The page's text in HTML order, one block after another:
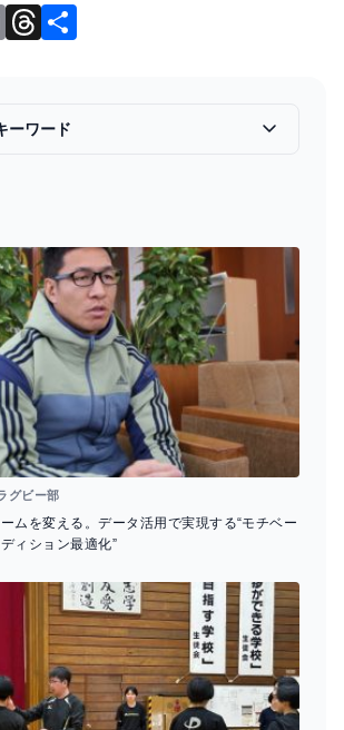
E
l
T
a
ーワード
グビー部
ムを変える。データ活用で実現する“モチベー
ィション最適化”